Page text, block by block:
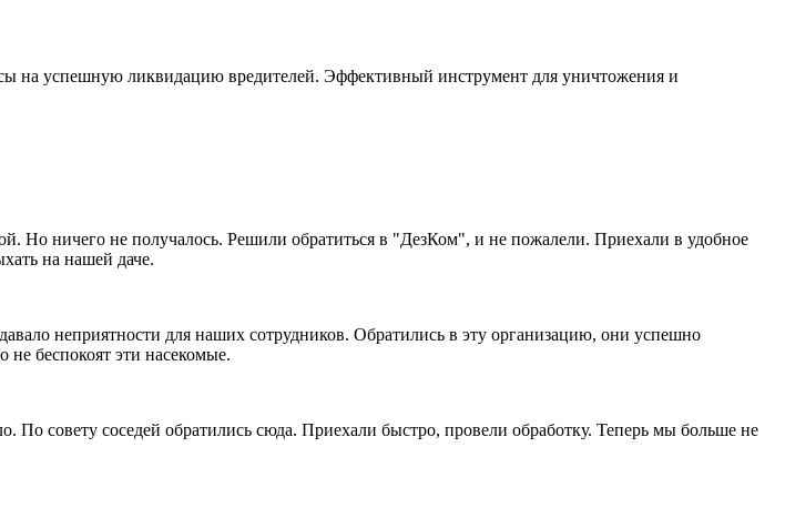
успешную ликвидацию вредителей. Эффективный инструмент для уничтожения и
Но ничего не получалось. Решили обратиться в "ДезКом", и не пожалели. Приехали в удобное
на нашей даче.
неприятности для наших сотрудников. Обратились в эту организацию, они успешно
беспокоят эти насекомые.
совету соседей обратились сюда. Приехали быстро, провели обработку. Теперь мы больше не